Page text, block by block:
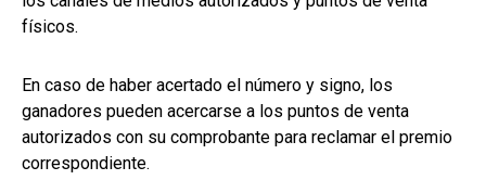
físicos.
En caso de haber acertado el número y signo, los
ganadores pueden acercarse a los puntos de venta
autorizados con su comprobante para reclamar el premio
correspondiente.